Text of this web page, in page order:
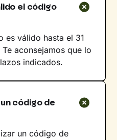
el código
es válido hasta el 31
aconsejamos que lo
indicados.
código de
un código de